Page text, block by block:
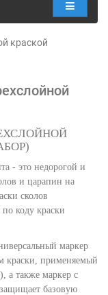
краской
- это недорогой и
и царапин на
сколов
коду краски
маркер
краски, применяемый
а также маркер с
базовую